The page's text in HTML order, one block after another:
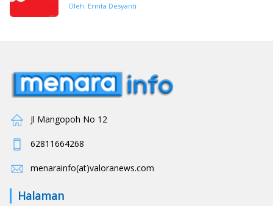
Oleh: Ernita Desyanti
Jl Mangopoh No 12
62811664268
menarainfo(at)valoranews.com
Halaman